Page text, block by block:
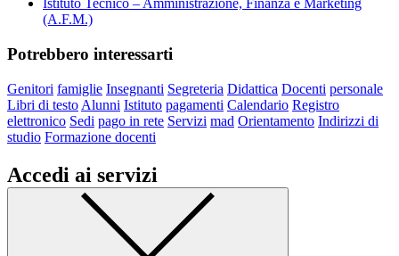
Istituto Tecnico – Amministrazione, Finanza e Marketing
(A.F.M.)
Potrebbero interessarti
Genitori famiglie Insegnanti Segreteria Didattica Docenti personale
Libri di testo Alunni Istituto pagamenti Calendario Registro
elettronico Sedi pago in rete Servizi mad Orientamento Indirizzi di
studio Formazione docenti
Accedi ai servizi